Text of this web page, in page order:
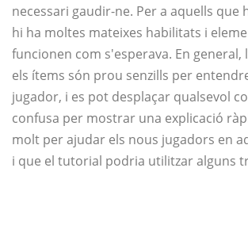
necessari gaudir-ne. Per a aquells que
hi ha moltes mateixes habilitats i
funcionen com s'esperava. En general,
els ítems són prou senzills per
jugador, i es pot desplaçar qualsevol
confusa per mostrar una explicació
molt per ajudar els nous jugadors en
i que el tutorial podria utilitzar alguns